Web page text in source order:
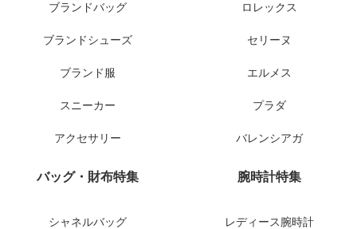
ブランドバッグ
ブランドシューズ
ブランド服
スニーカー
アクセサリー
ロレックス
セリーヌ
エルメス
プラダ
バレンシアガ
バッグ・財布特集
シャネルバッグ
腕時計特集
レディース腕時計